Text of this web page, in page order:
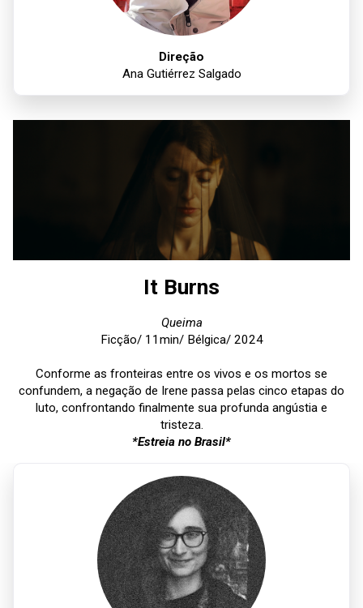
Direção
Ana Gutiérrez Salgado
It Burns
Queima
Ficção/ 11min/ Bélgica/ 2024
Conforme as fronteiras entre os vivos e os mortos se
confundem, a negação de Irene passa pelas cinco etapas do
luto, confrontando finalmente sua profunda angústia e
tristeza.
*Estreia no Brasil*